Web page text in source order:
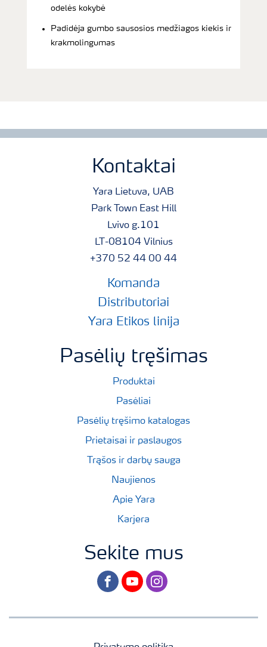
odelės kokybė
Padidėja gumbo sausosios medžiagos kiekis ir
krakmolingumas
Kontaktai
Yara Lietuva, UAB
Park Town East Hill
Lvivo g.101
LT-08104 Vilnius
+370 52 44 00 44
Komanda
Distributoriai
Yara Etikos linija
Pasėlių tręšimas
Produktai
Pasėliai
Pasėlių tręšimo katalogas
Prietaisai ir paslaugos
Trąšos ir darbų sauga
Naujienos
Apie Yara
Karjera
Sekite mus
facebookyoutubeinstagram